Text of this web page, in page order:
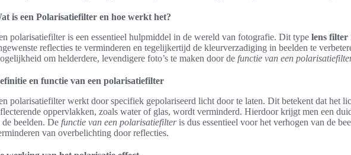
is een Polarisatiefilter en hoe werkt het?
polarisatiefilter is een essentieel hulpmiddel in de wereld van fotografie. Dit type lens filter
reflecties te verminderen en tegelijkertijd de kleurverzadiging in beelden te
om helderdere, levendigere foto’s te maken door de functie van een
en functie van een polarisatiefilter
polarisatiefilter werkt door specifiek gepolariseerd licht door te laten. Dit betekent dat het
oppervlakken, zoals water of glas, wordt verminderd. Hierdoor krijgt men een
de beelden. De functie van een polarisatiefilteris dus essentieel voor het verhogen van de
van overbelichting door reflecties.